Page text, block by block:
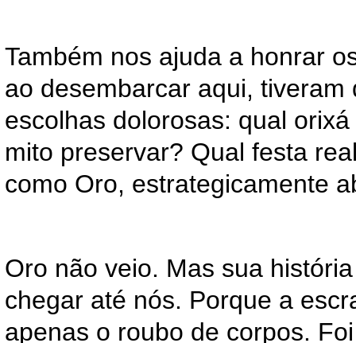
Também nos ajuda a honrar
ao desembarcar aqui, tiveram
escolhas dolorosas: qual
mito preservar? Qual festa
como Oro, estrategicamente
Oro não veio. Mas sua
chegar até nós. Porque a
apenas o roubo de corpos.